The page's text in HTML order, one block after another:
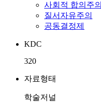
사회적 합의주의
질서자유주의
공동결정제
KDC
320
자료형태
학술저널